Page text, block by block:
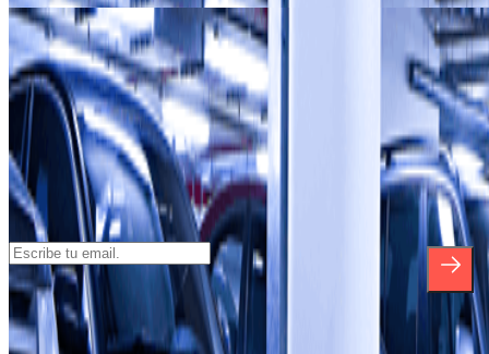
Nuestros parkings en Teatro Central
Suscríbete a nuestra newsletter y entérate
de descuentos, sorteos y otras muchas
sorpresas.
*Al suscribirte aceptas nuestra Política de Privacidad para recibir
comunicaciones comerciales de Parclick. Sin ningún compromiso,
podrás darte de baja cuando quieras en la misma newsletter.